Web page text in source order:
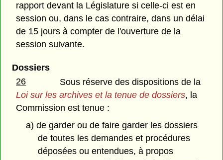
rapport devant la Législature si celle-ci est en
session ou, dans le cas contraire, dans un délai
de 15 jours à compter de l'ouverture de la
session suivante.
Dossiers
26
Sous réserve des dispositions de la
Loi sur les archives et la tenue de dossiers, la
Commission est tenue :
a) de garder ou de faire garder les dossiers
de toutes les demandes et procédures
déposées ou entendues, à propos